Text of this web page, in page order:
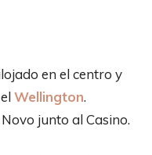
en el centro y
Wellington.
junto al Casino.